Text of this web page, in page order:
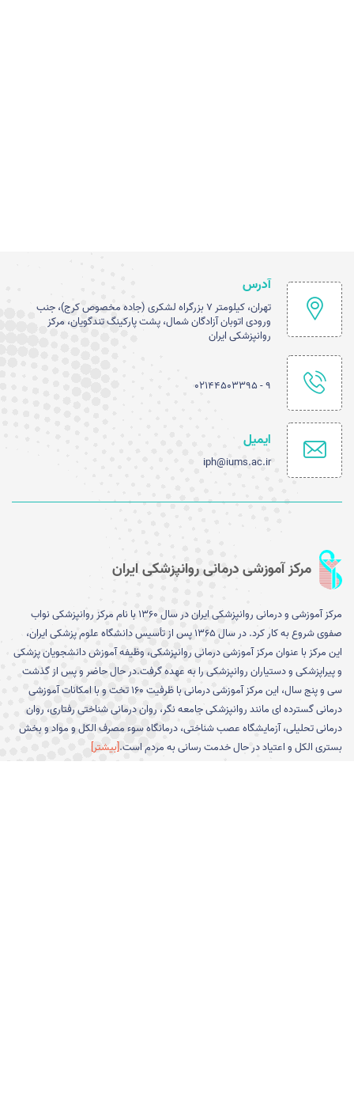
آدرس
تهران، کیلومتر ۷ بزرگراه لشکری (جاده مخصوص کرج)، جنب
ورودی اتوبان آزادگان شمال، پشت پارکینگ تندگویان، مرکز
روانپزشکی ایران
۹ - ۰۲۱۴۴۵۰۳۳۹۵
ایمیل
iph@iums.ac.ir
مرکز آموزشی درمانی روانپزشکی ایران
مرکز آموزشی و درمانی روانپزشکی ایران در سال 1360 با نام مرکز روانپزشکی نواب
صفوی شروع به کار کرد. در سال 1365 پس از تأسیس دانشگاه علوم پزشکی ایران،
این مرکز با عنوان مرکز آموزشی درمانی روانپزشکی، وظیفه آموزش دانشجویان پزشکی
و پیراپزشکی و دستیاران روانپزشکی را به عهده گرفت.در حال حاضر و پس از گذشت
سی و پنج سال، این مرکز آموزشی درمانی با ظرفیت 160 تخت و با امکانات آموزشی
درمانی گسترده ای مانند روانپزشکی جامعه نگر، روان درمانی شناختی رفتاری، روان
درمانی تحلیلی، آزمایشگاه عصب شناختی، درمانگاه سوء مصرف الکل و مواد و بخش
بستری الکل و اعتیاد در حال خدمت رسانی به مردم است.[بیشتر]